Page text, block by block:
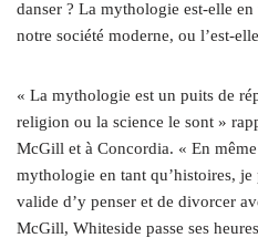
danser ? La mythologie est-elle
notre société moderne, ou l’est-
« La mythologie est un puits de
religion ou la science le sont »
McGill et à Concordia. « En
mythologie en tant qu’histoires, je
valide d’y penser et de divorcer
McGill, Whiteside passe ses